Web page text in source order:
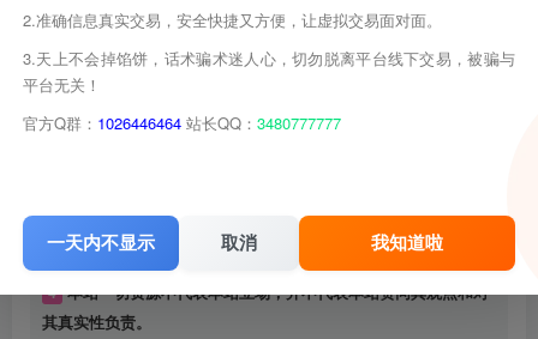
版权声明
本网站的文章部分内容可能来源于网络，仅供大家学习与参
考，如有侵权，请联系站长进行删除处理。
4 本站一切资源不代表本站立场，并不代表本站赞同其观点和对
其真实性负责。
2.准确信息真实交易，安全快捷又方便，让虚拟交易面对面。
3.天上不会掉馅饼，话术骗术迷人心，切勿脱离平台线下交易，被骗与
平台无关！
官方Q群： 1026446464 站长QQ： 3480777777
一天内不显示 取消 我知道啦